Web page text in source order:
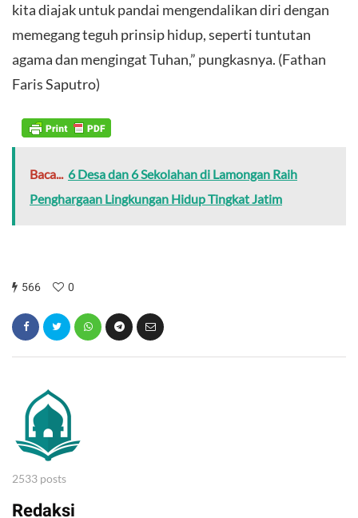
kita diajak untuk pandai mengendalikan diri dengan
memegang teguh prinsip hidup, seperti tuntutan
agama dan mengingat Tuhan,” pungkasnya. (Fathan
Faris Saputro)
Baca... 6 Desa dan 6 Sekolahan di Lamongan Raih
Penghargaan Lingkungan Hidup Tingkat Jatim
566 0
2533 posts
Redaksi